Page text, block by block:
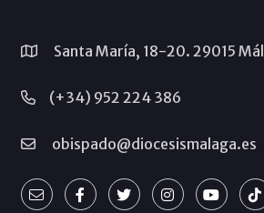
Santa María, 18-20. 29015
(+34) 952 224 386
obispado@diocesismalaga.es